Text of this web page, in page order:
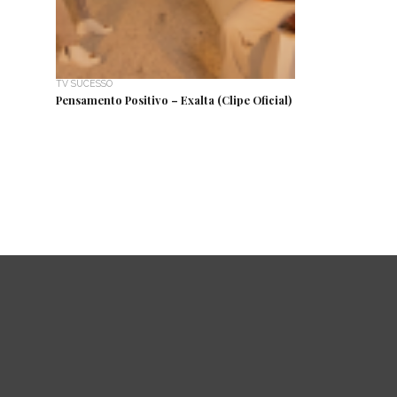
TV SUCESSO
Pensamento Positivo – Exalta (Clipe Oficial)